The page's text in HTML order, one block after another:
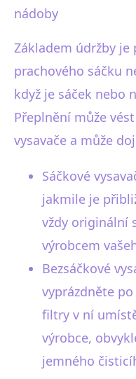
nádoby
Základem údržby je
prachového sáčku
když je sáček nebo
Přeplnění může
vysavače a může
Sáčkové
jakmile je
vždy originální
výrobcem
Bezsáčkové
vyprázdněte
filtry v ní
výrobce,
jemného